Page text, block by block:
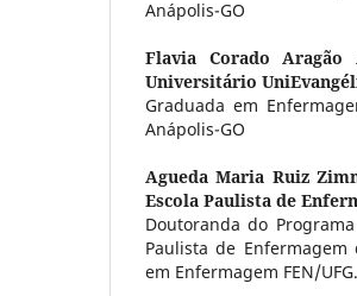
Anápolis-GO
Flavia Corado Aragão
Universitário
Graduada em
Anápolis-GO
Agueda Maria Ruiz
Escola Paulista de
Doutoranda do
Paulista de
em Enfermagem FEN/UFG.